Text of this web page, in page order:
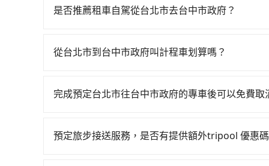
天最多有102班次高鐵可搭乘。假設從台北市中正
300元後，抵達台中市政府 (台中市西屯區) 的目
趕時間的人來說，預約tripool還是比較划算的。
是否推薦租車自駕從台北市去台中市政府？
Toyota Yaris、Nissan Kicks，一天租金$1,500
沒法提供甲租乙還的服務，所以要不當天就需往
從台北市到台中市政府叫計程車划算嗎？
到車，也可考慮打電話至附近的計程車隊，如日
完成預定台北市往台中市政府的專車後可以免費取
預定旅步接送服務，是否有提供額外tripool 優惠碼